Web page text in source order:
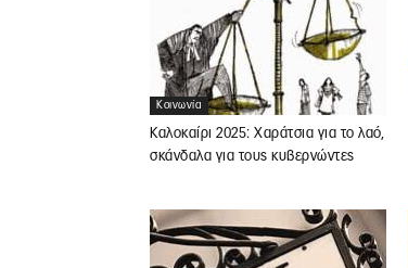
Κοινωνία
Καλοκαίρι 2025: Χαράτσια για το λαό,
σκάνδαλα για τους κυβερνώντες